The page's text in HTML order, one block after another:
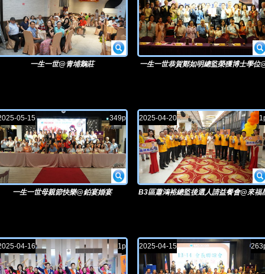
一生一世@青埔鵝莊
一生一世恭賀鄭如明總監榮獲博士學位
05-15 349p
一生一世母親節快樂@鉑宴婚宴
2025-04-20
B3區蕭鴻裕總監後選人請益餐會@來福
04-16 1p 2025-04-15